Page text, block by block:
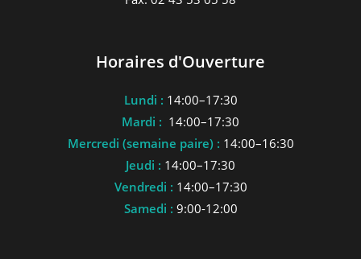
Horaires d'Ouverture
Lundi : 14:00–17:30
Mardi : 14:00–17:30
Mercredi (semaine paire) : 14:00–16:30
Jeudi : 14:00–17:30
Vendredi : 14:00–17:30
Samedi : 9:00-12:00